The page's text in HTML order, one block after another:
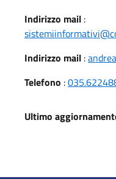
Indirizzo mail :
Indirizzo mail :
Telefono :
Ultimo